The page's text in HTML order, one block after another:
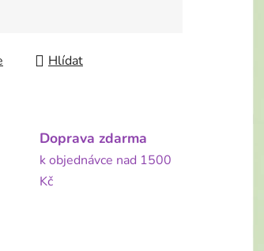
Hlídat
Doprava zdarma
k objednávce nad 1500
Kč